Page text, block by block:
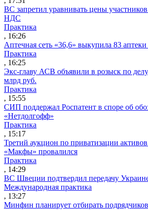
ВС запретил уравнивать цены участников
НДС
Практика
, 16:26
Аптечная сеть «36,6» выкупила 83
Практика
, 16:25
Экс-главу АСВ объявили в розыск по
млрд руб.
Практика
, 15:55
СИП поддержал Роспатент в споре об
«Нетдолгофф»
Практика
, 15:17
Третий аукцион по приватизации активов
«Макфы» провалился
Практика
, 14:29
ВС Швеции подтвердил передачу Украине
Международная практика
, 13:27
Минфин планирует отбирать подрядчиков